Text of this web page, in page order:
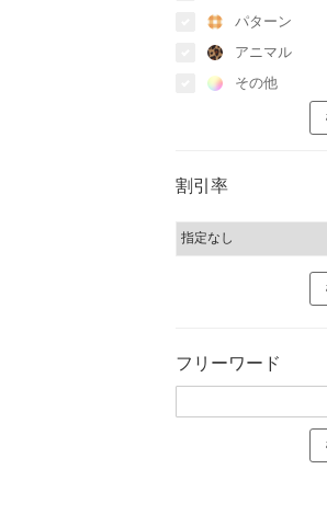
パターン
アニマル
その他
割引率
フリーワード